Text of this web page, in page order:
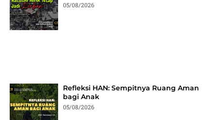
05/08/2026
Refleksi HAN: Sempitnya Ruang Aman
bagi Anak
05/08/2026